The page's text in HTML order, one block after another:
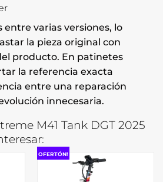
entre varias versiones, lo
la pieza original con
producto. En patinetes
la referencia exacta
entre una reparación
innecesaria.
M41 Tank DGT 2025
OFERTÓN!